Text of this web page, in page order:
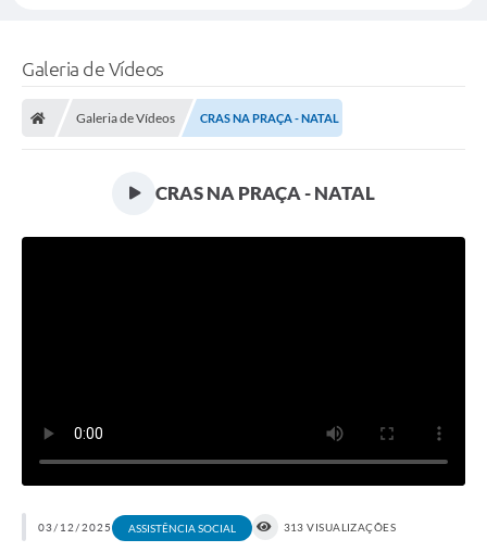
Galeria de Vídeos
Galeria de Vídeos CRAS NA PRAÇA - NATAL
CRAS NA PRAÇA - NATAL
03/12/2025 ASSISTÊNCIA SOCIAL 313 VISUALIZAÇÕES